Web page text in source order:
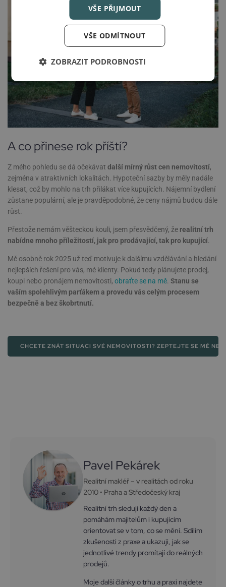
A co přinese rok příští?
Z mého pohledu se dá očekávat další mírný růst cen nemovitostí,
zejména v atraktivních lokalitách. Hypoteční sazby by měly nadále
klesat, což by mohlo na trh přilákat více kupujících. Nájemní bydlení
zůstane populární, ale je pravděpodobné, že ceny nájmů budou dále
růst.
Přestože nemám věšteckou kouli, jsem přesvědčený, že realitní trh
nabídne mnoho příležitostí, jak pro prodávající, tak pro kupující.
Mě osobně rok 2025 už teď motivuje k dalšímu vzdělávání a hledání
nejlepších řešení pro vás, mé klienty. Pokud tedy plánujete prodej,
koupi nebo pronájem nemovitosti, obraťte se na mě. Stanu se
vaším spolehlivým parťákem a provedu vás celým procesem
bezpečně a bez škobrtnutí.
CHCETE ZNÁT SITUACI SVÉ NEMOVITOSTI? ZEPTEJTE SE MĚ
Pavel Pekárek
Realitní makléř – v realitách od roku
2010 • Praha a Středočeský kraj
Realitní trh sleduji každý den a
pomáhám majitelům i kupujícím
orientovat se v tom, co se mění. Sdílím
zkušenosti z praxe a ukazuji, jak se
jednotlivé trendy promítají do reálných
prodejů.
Moje další články o trhu a praxi najdete
VŠE PŘIJMOUT
VŠE ODMÍTNOUT
ZOBRAZIT PODROBNOSTI